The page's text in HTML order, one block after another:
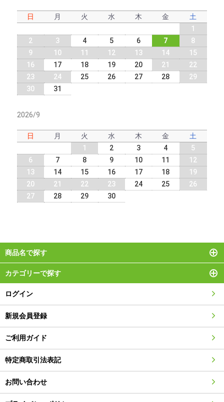
日 月 火 水 木 金
土
1
2
3 4 5 6 7
8
9
10 11 12 13 14
15
16
17 18 19 20 21
22
23
24 25 26 27 28
29
30
31
2026/9
日 月 火 水 木 金
土
1
2 3 4
5
6
7 8 9 10 11
12
13
14 15 16 17 18
19
20
21 22 23 24 25
26
27
28 29 30
商品名で探す
カテゴリーで探す
ログイン
新規会員登録
ご利用ガイド
特定商取引法表記
お問い合わせ